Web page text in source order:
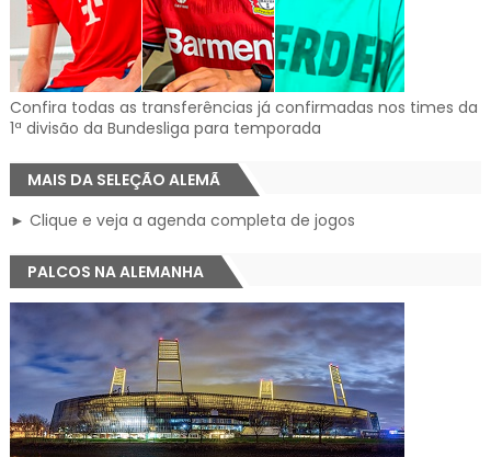
Confira todas as transferências já confirmadas nos times da
1ª divisão da Bundesliga para temporada
MAIS DA SELEÇÃO ALEMÃ
► Clique e veja a agenda completa de jogos
PALCOS NA ALEMANHA